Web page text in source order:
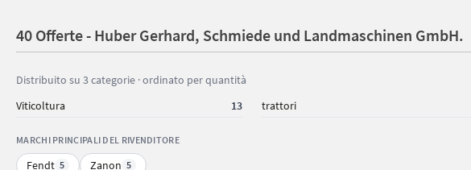
40 Offerte - Huber Gerhard, Schmiede und Landmaschinen GmbH.
Distribuito su 3 categorie · ordinato per quantità
Viticoltura
13 trattori
MARCHI PRINCIPALI DEL RIVENDITORE
Fendt 5 Zanon 5